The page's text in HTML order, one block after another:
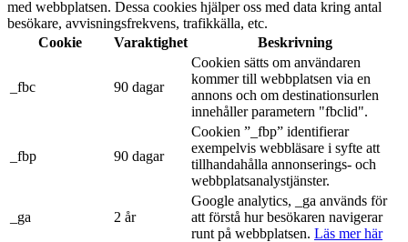
med webbplatsen. Dessa cookies hjälper oss med data kring antal
besökare, avvisningsfrekvens, trafikkälla, etc.
Cookie
Varaktighet Beskrivning
_fbc 90 dagar
Cookien sätts om användaren
kommer till webbplatsen via en
annons och om destinationsurlen
innehåller parametern "fbclid".
_fbp 90 dagar
Cookien ”_fbp” identifierar
exempelvis webbläsare i syfte att
tillhandahålla annonserings- och
webbplatsanalystjänster.
_ga 2 år
Google analytics, _ga används för
att förstå hur besökaren navigerar
runt på webbplatsen. Läs mer här